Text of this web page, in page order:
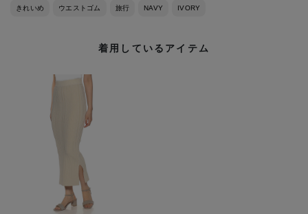
きれいめ ウエストゴム 旅行 NAVY IVORY
着用しているアイテム